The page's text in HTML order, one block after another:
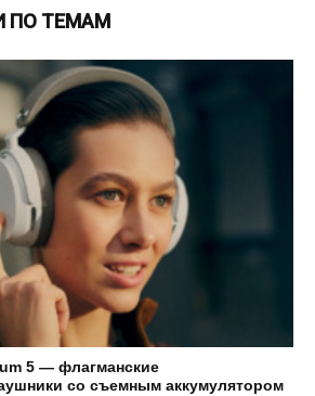
ПО ТЕМАМ
5 — флагманские
со съемным аккумулятором